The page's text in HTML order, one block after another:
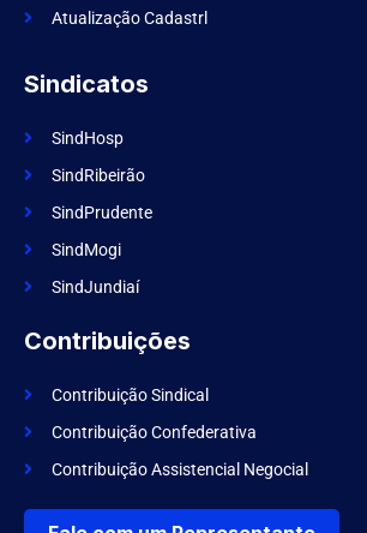
Atualização Cadastrl
Sindicatos
SindHosp
SindRibeirão
SindPrudente
SindMogi
SindJundiaí
Contribuições
Contribuição Sindical
Contribuição Confederativa
Contribuição Assistencial Negocial